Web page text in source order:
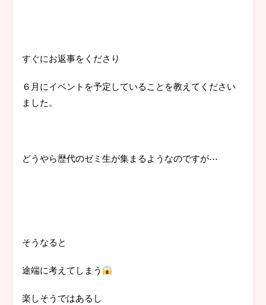
すぐにお返事をくださり
６月にイベントを予定していることを教えてください
ました。
どうやら歴代のゼミ生が集まるようなのですが⋯
そうなると
途端に考えてしまう
楽しそうではあるし